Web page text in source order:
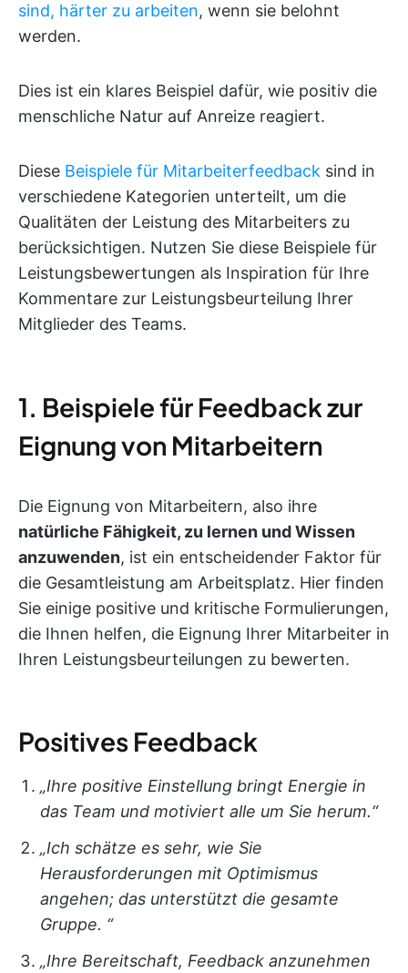
sind, härter zu arbeiten, wenn sie belohnt
werden.
Dies ist ein klares Beispiel dafür, wie positiv die
menschliche Natur auf Anreize reagiert.
Diese Beispiele für Mitarbeiterfeedback sind in
verschiedene Kategorien unterteilt, um die
Qualitäten der Leistung des Mitarbeiters zu
berücksichtigen. Nutzen Sie diese Beispiele für
Leistungsbewertungen als Inspiration für Ihre
Kommentare zur Leistungsbeurteilung Ihrer
Mitglieder des Teams.
1. Beispiele für Feedback zur
Eignung von Mitarbeitern
Die Eignung von Mitarbeitern, also ihre
natürliche Fähigkeit, zu lernen und Wissen
anzuwenden, ist ein entscheidender Faktor für
die Gesamtleistung am Arbeitsplatz. Hier finden
Sie einige positive und kritische Formulierungen,
die Ihnen helfen, die Eignung Ihrer Mitarbeiter in
Ihren Leistungsbeurteilungen zu bewerten.
Positives Feedback
„Ihre positive Einstellung bringt Energie in
das Team und motiviert alle um Sie herum.“
„Ich schätze es sehr, wie Sie
Herausforderungen mit Optimismus
angehen; das unterstützt die gesamte
Gruppe. “
„Ihre Bereitschaft, Feedback anzunehmen